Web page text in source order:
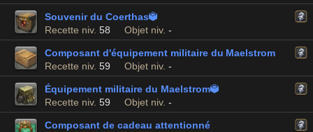
Souvenir du Coerthas
Recette niv. 58 Objet niv. -
Composant d'équipement militaire du Maelstrom
Recette niv. 59 Objet niv. -
Équipement militaire du Maelstrom
Recette niv. 59 Objet niv. -
Composant de cadeau attentionné